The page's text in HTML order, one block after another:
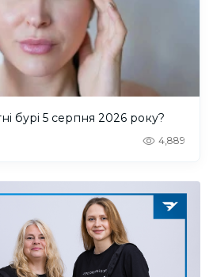
бурі 5 серпня 2026 року?
4,889